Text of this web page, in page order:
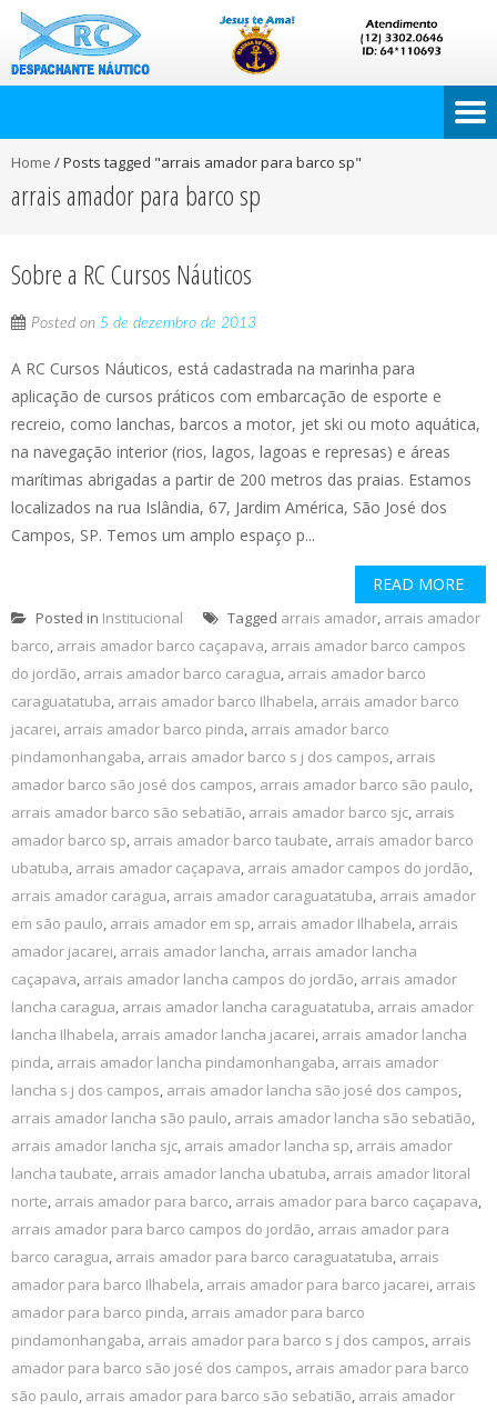
Home /Posts tagged "arrais amador para barco sp"
arrais amador para barco sp
Sobre a RC Cursos Náuticos
Posted on 5 de dezembro de 2013
A RC Cursos Náuticos, está cadastrada na marinha para
aplicação de cursos práticos com embarcação de esporte e
recreio, como lanchas, barcos a motor, jet ski ou moto aquática,
na navegação interior (rios, lagos, lagoas e represas) e áreas
marítimas abrigadas a partir de 200 metros das praias. Estamos
localizados na rua Islândia, 67, Jardim América, São José dos
Campos, SP. Temos um amplo espaço p...
READ MORE
Posted in Institucional Tagged arrais amador, arrais amador
barco, arrais amador barco caçapava, arrais amador barco campos
do jordão, arrais amador barco caragua, arrais amador barco
caraguatatuba, arrais amador barco Ilhabela, arrais amador barco
jacarei, arrais amador barco pinda, arrais amador barco
pindamonhangaba, arrais amador barco s j dos campos, arrais
amador barco são josé dos campos, arrais amador barco são paulo,
arrais amador barco são sebatião, arrais amador barco sjc, arrais
amador barco sp, arrais amador barco taubate, arrais amador barco
ubatuba, arrais amador caçapava, arrais amador campos do jordão,
arrais amador caragua, arrais amador caraguatatuba, arrais amador
em são paulo, arrais amador em sp, arrais amador Ilhabela, arrais
amador jacarei, arrais amador lancha, arrais amador lancha
caçapava, arrais amador lancha campos do jordão, arrais amador
lancha caragua, arrais amador lancha caraguatatuba, arrais amador
lancha Ilhabela, arrais amador lancha jacarei, arrais amador lancha
pinda, arrais amador lancha pindamonhangaba, arrais amador
lancha s j dos campos, arrais amador lancha são josé dos campos,
arrais amador lancha são paulo, arrais amador lancha são sebatião,
arrais amador lancha sjc, arrais amador lancha sp, arrais amador
lancha taubate, arrais amador lancha ubatuba, arrais amador litoral
norte, arrais amador para barco, arrais amador para barco caçapava,
arrais amador para barco campos do jordão, arrais amador para
barco caragua, arrais amador para barco caraguatatuba, arrais
amador para barco Ilhabela, arrais amador para barco jacarei, arrais
amador para barco pinda, arrais amador para barco
pindamonhangaba, arrais amador para barco s j dos campos, arrais
amador para barco são josé dos campos, arrais amador para barco
são paulo, arrais amador para barco são sebatião, arrais amador